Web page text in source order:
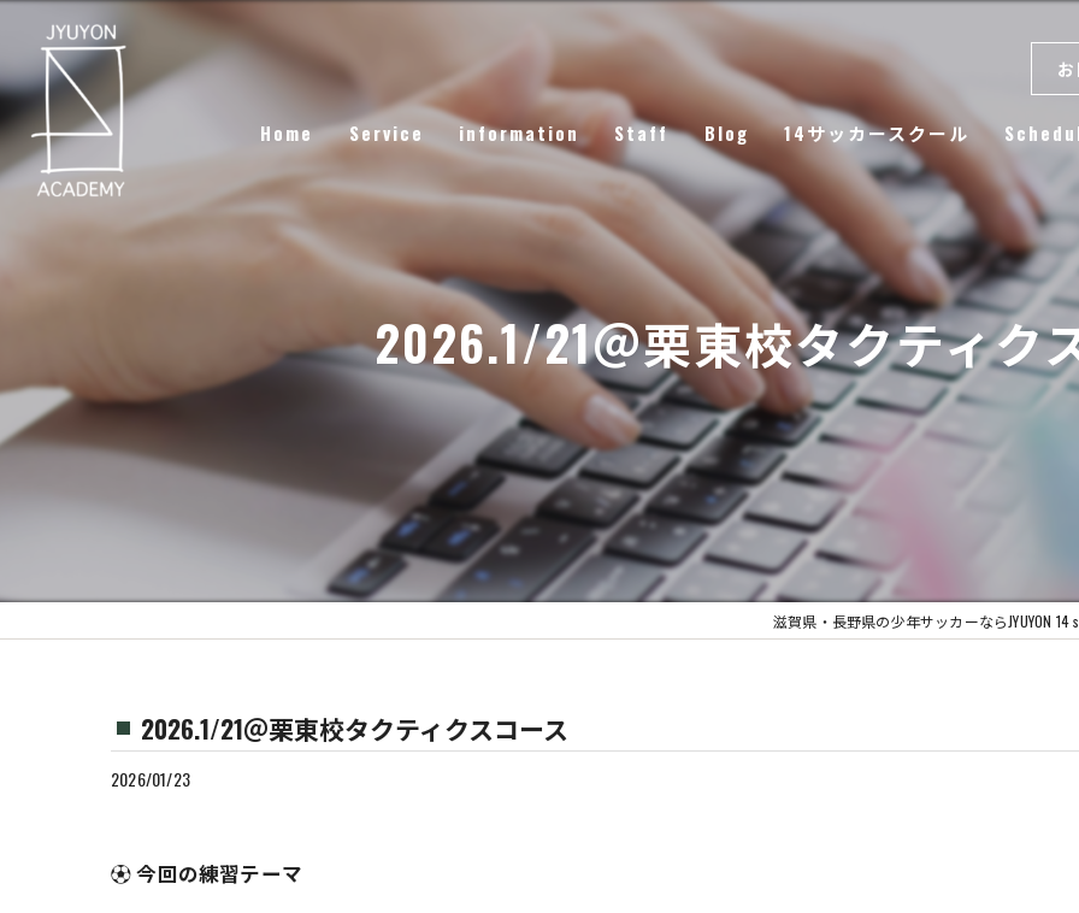
Home Service information Staff Blog
Column
14サッカースクール
2026.1/21＠栗東校タクティク
滋賀県・長野県の少年サッカーならJYUYON 14
2026.1/21＠栗東校タクティクスコース
2026/01/23
⚽️今回の練習テーマ